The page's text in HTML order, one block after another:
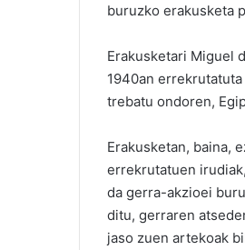
buruzko erakusketa
Erakusketari Miguel
1940an
trebatu ondoren,
Erakusketan, baina,
errekrutatuen
da gerra-akzioei
ditu, gerraren
jaso zuen artekoak